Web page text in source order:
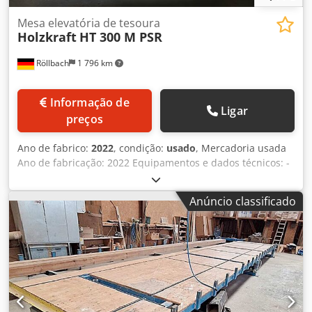
Röllbach 1 796 km
Mesa elevatória de tesoura
Holzkraft HT 300 M PSR
preços
Ligar
Ano de fabrico: 2022, condição: usado, Mercadoria usada
Ano de fabricação: 2022 Equipamentos e dados técnicos: -
Permite que uma pessoa carregue facilmente placas na
estrutura da plataforma e as gire da posição vertical para
a horizontal - Pode ser utilizada em seccionadoras ou
serras de painéis, em estantes ou no transporte entre
estações Chsdpfx Aozk Nqdec Aoa - Estrutura de giro com
trava de duas posições para fixação vertical e horizontal -
Ajuste da mesa à altura de trabalho desejada por meio de
pedal hidráulico - Princípio construtivo com mecanismo de
tesoura de fácil manuseio garante levantamento e descida
absolutamente paralelos da plataforma - Rolos de apoio
Anúncio classificado